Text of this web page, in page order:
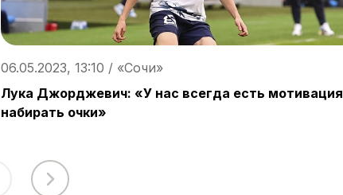
06.05.2023, 13:10 / «Сочи»
Лука Джорджевич: «У нас всегда есть мотивация
набирать очки»